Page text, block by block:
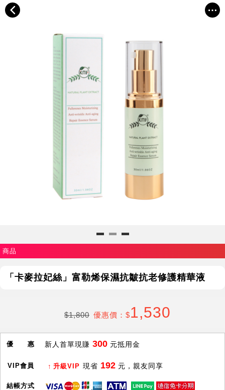
商品
「卡麥拉妃絲」富勒烯保濕抗皺抗老修護精華液
$1,800 優惠價：$1,530
優 惠 新人首單現賺 300 元抵用金
VIP會員 升級VIP 現省 192 元，親友同享
結帳方式